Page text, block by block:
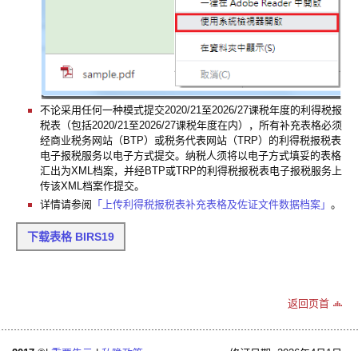
不论采用任何一种模式提交2020/21至2026/27课税年度的利得税报
税表（包括2020/21至2026/27课税年度在内），所有补充表格必须
经商业税务网站（BTP）或税务代表网站（TRP）的利得税报税表
电子报税服务以电子方式提交。纳税人须将以电子方式填妥的表格
汇出为XML档案，并经BTP或TRP的利得税报税表电子报税服务上
传该XML档案作提交。
详情请参阅 「上传利得税报税表补充表格及佐证文件数据档案」 。
下载表格 BIRS19
返回页首